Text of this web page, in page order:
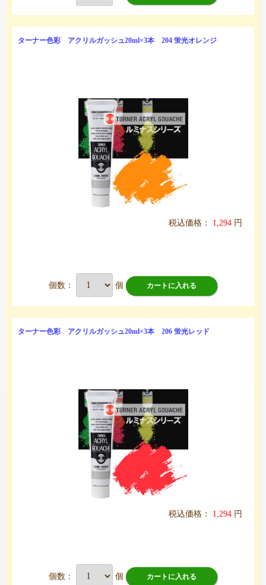
ターナー色彩 アクリルガッシュ20ml×3本 204 蛍光オレンジ
税込価格： 1,294 円
個数： 個 カートに入れる
ターナー色彩 アクリルガッシュ20ml×3本 206 蛍光レッド
税込価格： 1,294 円
個数： 個 カートに入れる